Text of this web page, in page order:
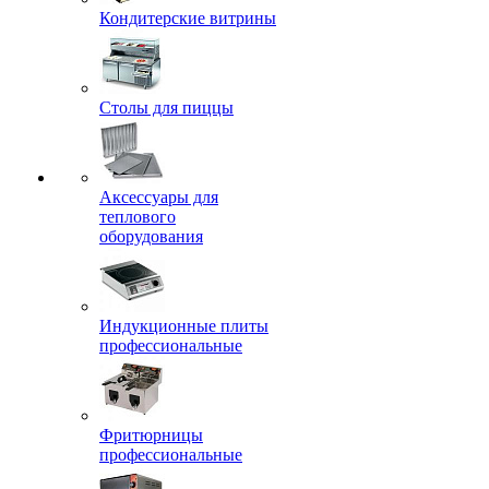
Кондитерские витрины
Столы для пиццы
Аксессуары для
теплового
оборудования
Индукционные плиты
профессиональные
Фритюрницы
профессиональные